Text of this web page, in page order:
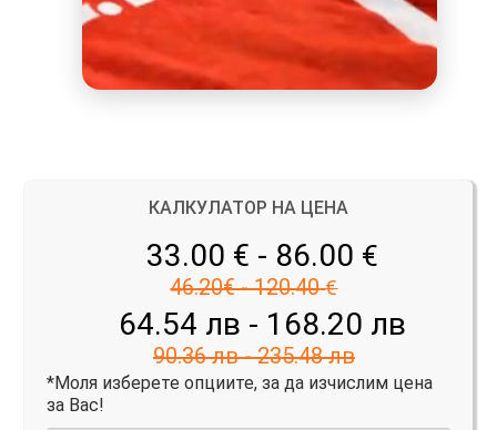
КАЛКУЛАТОР НА ЦЕНА
33.00 € - 86.00 €
46.20€ - 120.40 €
64.54 лв - 168.20 лв
90.36 лв - 235.48 лв
*Моля изберете опциите, за да изчислим цена
за Вас!